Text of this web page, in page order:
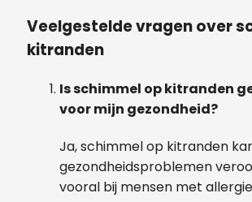
Veelgestelde vragen over
kitranden
Is schimmel op kitranden
voor mijn gezondheid?
Ja, schimmel op kitranden
gezondheidsproblemen
vooral bij mensen met